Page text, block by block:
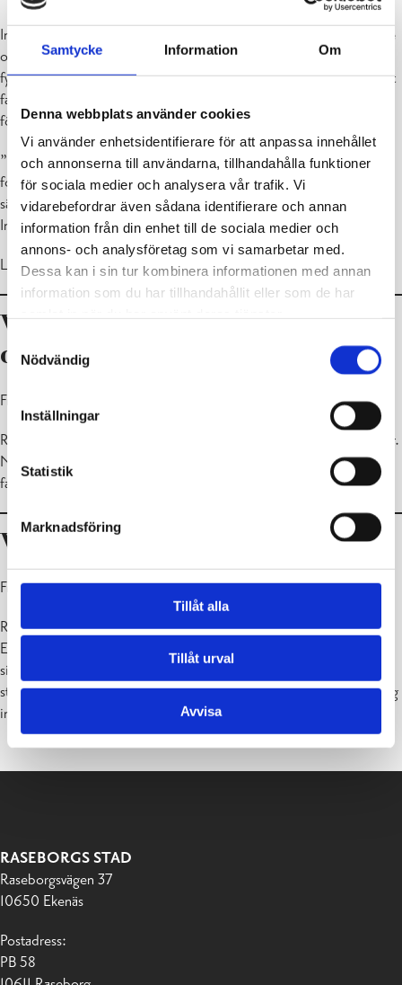
Samtycke Information Om
Denna webbplats använder cookies
Vi använder enhetsidentifierare för att anpassa innehållet
och annonserna till användarna, tillhandahålla funktioner
för sociala medier och analysera vår trafik. Vi
vidarebefordrar även sådana identifierare och annan
information från din enhet till de sociala medier och
annons- och analysföretag som vi samarbetar med.
Dessa kan i sin tur kombinera informationen med annan
information som du har tillhandahållit eller som de har
Nödvändig
Inställningar
Statistik
Marknadsföring
Tillåt alla
Tillåt urval
Avvisa
Inrikesministeriets räddningsmyndighet gav ett varningsmeddelande
om en eventuell drönare i Nyland den 15 maj 2026 före klockan
fyra. Myndigheten har genom ett varningsmeddelande meddelat att
faran är över. När ett varningsmeddelande ges är det viktigaste att
följa myndighetsanvisningarna.
” Det var en försiktighetsåtgärd. Faran är nu över och vardagen kan
fortsätta på normalt sätt. Myndigheterna informerar mer senare ”,
säger räddningsöverdirektörKimmo Kohvakka vid
Inrikesministeriets räddningsmyndighet.
Läs mer:Räddningsväsendet
Varningsmeddelande om
obemannad drönare
Fr 15.5.2026 07:06
Räddningsmyndigheten vid inrikesministeriet informerar: Faran över.
Nyland. Den obemannade luftfarkosten orsakar inte längre någon
fara och situationen är över.
Varningsmeddelande
Fre 15.5.2026 03:49
Räddningsmyndigheten vid inrikesministeriet informerar: Nyland.
Ett möjligt farligt obemannat luftfartyg, det vill säga en drönare, rör
sig i luften. Personer i området uppmanas att ta sig inomhus och
stanna där tills det meddelas att faran är över. Om du inte kan ta dig
inomhus, sök en så skyddad plats som möjligt.
RASEBORGS STAD
Raseborgsvägen 37
10650 Ekenäs
Postadress:
PB 58